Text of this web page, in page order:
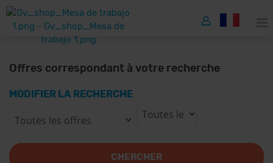
Offres correspondant à votre recherche
MODIFIER LA RECHERCHE
CHERCHER